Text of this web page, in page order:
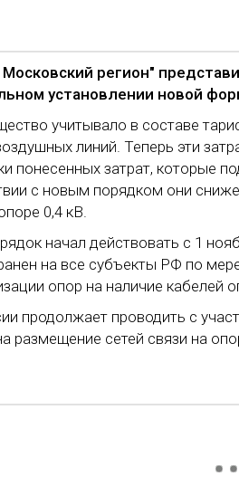
Московский регион"
установлении новой
учитывало в составе
линий. Теперь эти
понесенных затрат, которые
с новым порядком они
0,4 кВ.
начал действовать с 1
на все субъекты РФ по
опор на наличие кабелей
продолжает проводить с
размещение сетей связи на